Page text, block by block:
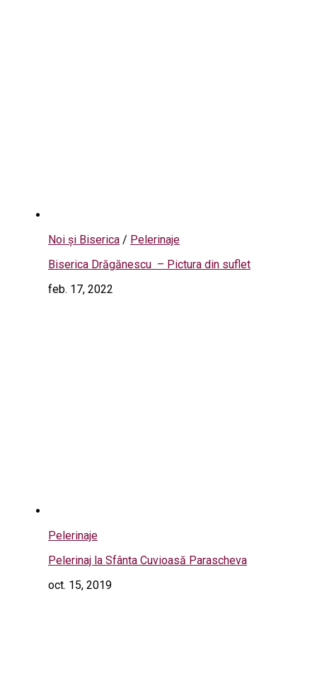
Noi și Biserica / Pelerinaje
Biserica Drăgănescu – Pictura din suflet
feb. 17, 2022
Pelerinaje
Pelerinaj la Sfânta Cuvioasă Parascheva
oct. 15, 2019